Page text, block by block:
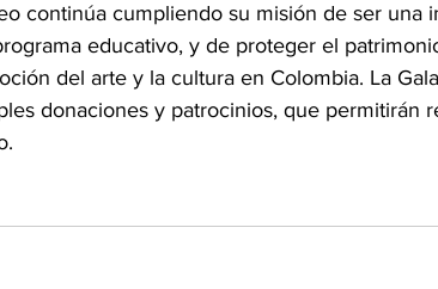
continúa cumpliendo su misión de ser una
educativo, y de proteger el
del arte y la cultura en Colombia. La
donaciones y patrocinios, que permitirán